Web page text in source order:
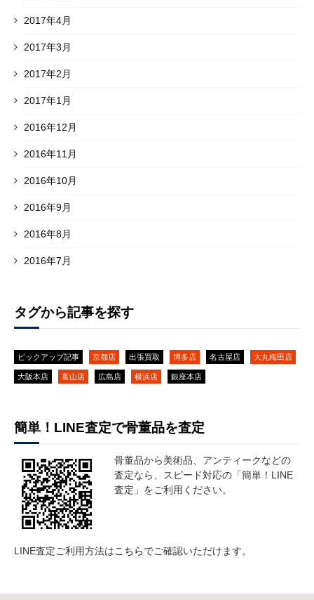
2017年4月
2017年3月
2017年2月
2017年1月
2016年12月
2016年11月
2016年10月
2016年9月
2016年8月
2016年7月
タグから記事を探す
ピックアップ記事 京都店 出張買取 博多店 名古屋店 大丸梅田店
大阪本店 富山店 広島店 横浜店 銀座本店
簡単！LINE査定で骨董品を査定
骨董品から美術品、アンティークなどの
査定なら、スピード対応の「簡単！LINE
査定」をご利用ください。
LINE査定ご利用方法はこちらでご確認いただけます。